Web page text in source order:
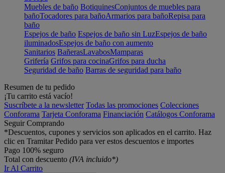
Muebles de baño BotiquinesConjuntos de muebles para
bañoTocadores para bañoArmarios para bañoRepisa para
baño
Espejos de baño Espejos de baño sin LuzEspejos de baño
iluminadosEspejos de baño con aumento
Sanitarios BañerasLavabosMamparas
Grifería Grifos para cocinaGrifos para ducha
Seguridad de baño Barras de seguridad para baño
Resumen de tu pedido
¡Tu carrito está vacío!
Suscríbete a la newsletter Todas las promociones Colecciones
Conforama Tarjeta Conforama Financiación Catálogos Conforama
Seguir Comprando
*Descuentos, cupones y servicios son aplicados en el carrito. Haz
clic en Tramitar Pedido para ver estos descuentos e importes
Pago 100% seguro
Total con descuento (IVA incluido*)
Ir Al Carrito